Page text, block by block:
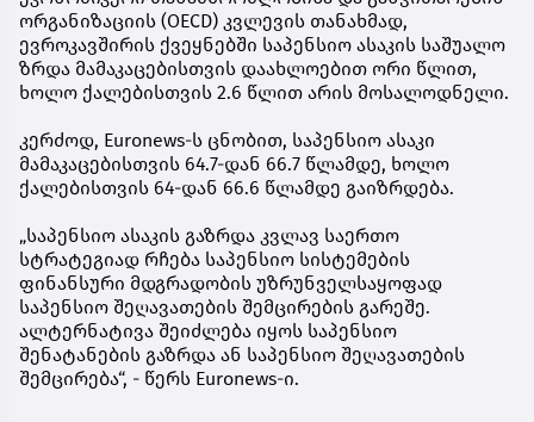
ორგანიზაციის (OECD) კვლევის თანახმად,
ევროკავშირის ქვეყნებში საპენსიო ასაკის საშუალო
ზრდა მამაკაცებისთვის დაახლოებით ორი წლით,
ხოლო ქალებისთვის 2.6 წლით არის მოსალოდნელი.
კერძოდ, Euronews-ს ცნობით, საპენსიო ასაკი
მამაკაცებისთვის 64.7-დან 66.7 წლამდე, ხოლო
ქალებისთვის 64-დან 66.6 წლამდე გაიზრდება.
„საპენსიო ასაკის გაზრდა კვლავ საერთო
სტრატეგიად რჩება საპენსიო სისტემების
ფინანსური მდგრადობის უზრუნველსაყოფად
საპენსიო შეღავათების შემცირების გარეშე.
ალტერნატივა შეიძლება იყოს საპენსიო
შენატანების გაზრდა ან საპენსიო შეღავათების
შემცირება“, - წერს Euronews-ი.